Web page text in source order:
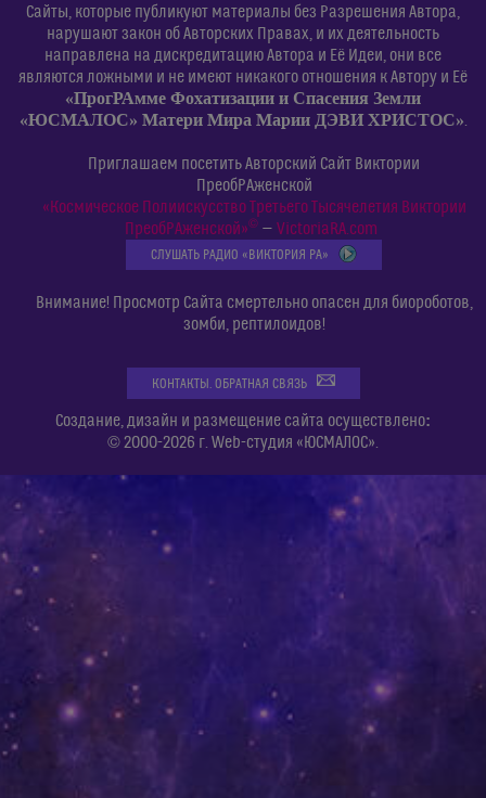
Сайты, которые публикуют материалы без Разрешения Автора,
нарушают закон об Авторских Правах, и их деятельность
направлена на дискредитацию Автора и Её Идеи, они все
являются ложными и не имеют никакого отношения к Автору и Её
«ПрогРАмме Фохатизации и Спасения Земли
«ЮСМАЛОС» Матери Мира Марии ДЭВИ ХРИСТОС»
Приглашаем посетить Авторский Сайт Виктории
ПреобРАженской
«Космическое Полиискусство Третьего Тысячелетия Виктории
ПреобРАженской»©— VictoriaRA.com
СЛУШАТЬ РАДИО «ВИКТОРИЯ РА»
Внимание! Просмотр Сайта смертельно опасен для биороботов,
зомби, рептилоидов!
КОНТАКТЫ. ОБРАТНАЯ СВЯЗЬ
Создание, дизайн и размещение сайта осуществлено:
© 2000-2026 г. Web-студия «ЮСМАЛОС».